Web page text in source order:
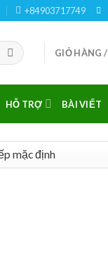
+84903717749
GIỎ HÀNG /
HỖ TRỢ BÀI VIẾT